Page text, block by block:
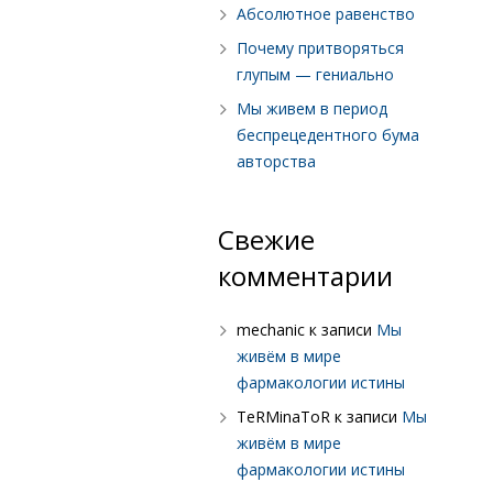
Абсолютное равенство
Почему притворяться
глупым — гениально
Мы живем в период
беспрецедентного бума
авторства
Свежие
комментарии
mechanic к записи Мы
живём в мире
фармакологии истины
TeRMinaToR к записи Мы
живём в мире
фармакологии истины